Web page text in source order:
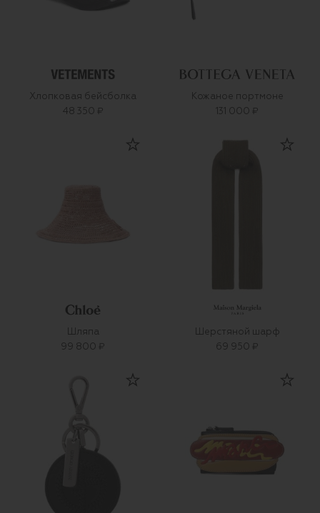
Хлопковая бейсболка
48 350 ₽
Кожаное портмоне
131 000 ₽
Шляпа
99 800 ₽
Шерстяной шарф
69 950 ₽